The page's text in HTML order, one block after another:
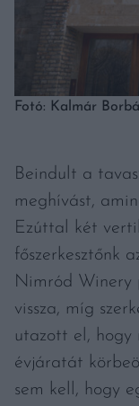
Fotó: Kalmár
Beindult a
meghívást,
Ezúttal két
főszerkesztőnk
Nimród Winery
vissza, míg
utazott el, hogy
évjáratát
sem kell, hogy